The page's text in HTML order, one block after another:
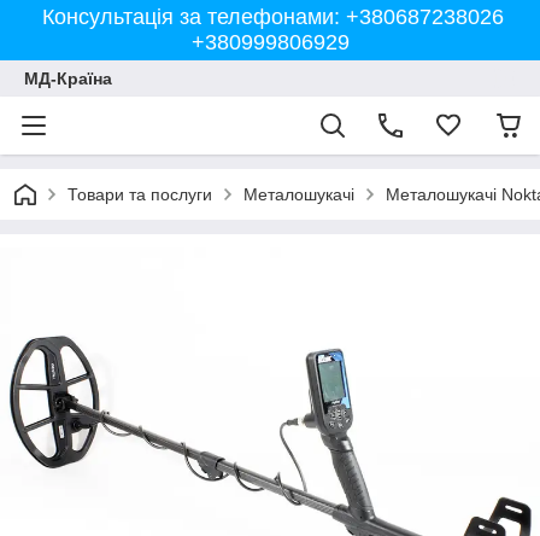
Консультація за телефонами: +380687238026
+380999806929
МД-Країна
Товари та послуги Металошукачі Металошукачі